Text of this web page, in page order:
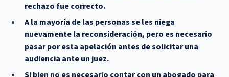
rechazo fue correcto.
A la mayoría de las personas se les niega
nuevamente la reconsideración, pero es necesario
pasar por esta apelación antes de solicitar una
audiencia ante un juez.